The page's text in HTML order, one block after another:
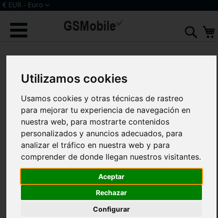
Utilizamos cookies
Usamos cookies y otras técnicas de rastreo
para mejorar tu experiencia de navegación en
nuestra web, para mostrarte contenidos
personalizados y anuncios adecuados, para
analizar el tráfico en nuestra web y para
comprender de donde llegan nuestros visitantes.
Aceptar
Rechazar
Configurar
Ir
al
contenido
Moneda
€ EUR - Euro
al
galería
imágenes